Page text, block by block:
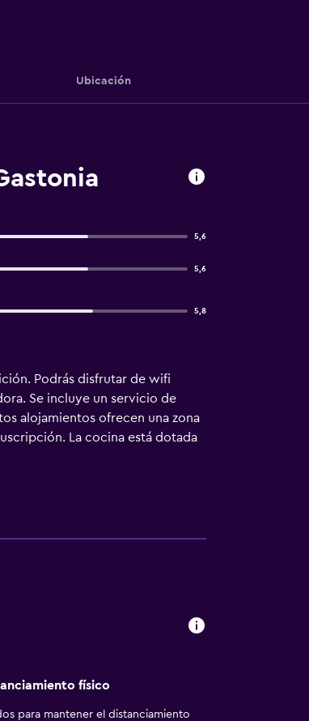
Ubicación
5,6
5,6
5,8
Podrás disfrutar de wifi
Se incluye un servicio de
alojamientos ofrecen una zona
La cocina está dotada
hotel en Gastonia ofrece
llamadas locales
físico
para mantener el distanciamiento